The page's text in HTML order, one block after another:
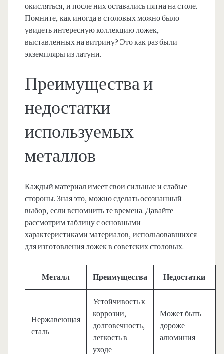
окисляться, и после них оставались пятна на столе.
Помните, как иногда в столовых можно было
увидеть интересную коллекцию ложек,
выставленных на витрину? Это как раз были
экземпляры из латуни.
Преимущества и
недостатки
используемых
металлов
Каждый материал имеет свои сильные и слабые
стороны. Зная это, можно сделать осознанный
выбор, если вспомнить те времена. Давайте
рассмотрим таблицу с основными
характеристиками материалов, использовавшихся
для изготовления ложек в советских столовых.
Металл Преимущества Недостатки
Нержавеющая
сталь
Устойчивость к
коррозии,
долговечность,
легкость в
уходе
Может быть
дороже
алюминия